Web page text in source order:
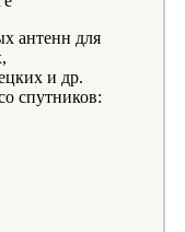
антенн для
и др.
спутников: